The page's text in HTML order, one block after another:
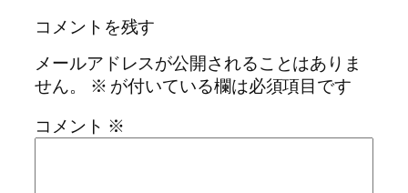
コメントを残す
メールアドレスが公開されることはありま
せん。
※ が付いている欄は必須項目です
コメント ※